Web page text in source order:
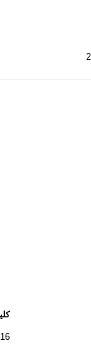
16 يوليو, 2026